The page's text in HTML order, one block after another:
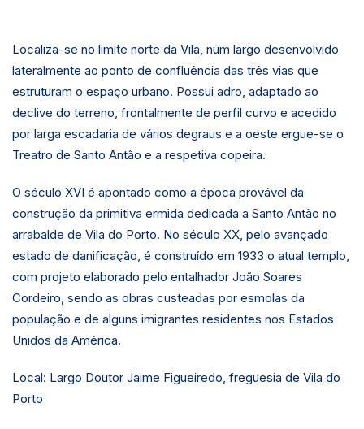
Localiza-se no limite norte da Vila, num largo desenvolvido
lateralmente ao ponto de confluência das três vias que
estruturam o espaço urbano. Possui adro, adaptado ao
declive do terreno, frontalmente de perfil curvo e acedido
por larga escadaria de vários degraus e a oeste ergue-se o
Treatro de Santo Antão e a respetiva copeira.
O século XVI é apontado como a época provável da
construção da primitiva ermida dedicada a Santo Antão no
arrabalde de Vila do Porto. No século XX, pelo avançado
estado de danificação, é construído em 1933 o atual templo,
com projeto elaborado pelo entalhador João Soares
Cordeiro, sendo as obras custeadas por esmolas da
população e de alguns imigrantes residentes nos Estados
Unidos da América.
Local: Largo Doutor Jaime Figueiredo, freguesia de Vila do
Porto